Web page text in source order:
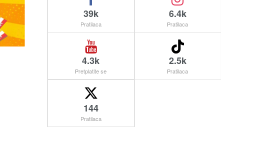
39k
Pratilaca
6.4k
Pratilaca
4.3k
Pretplatite se
2.5k
Pratilaca
144
Pratilaca